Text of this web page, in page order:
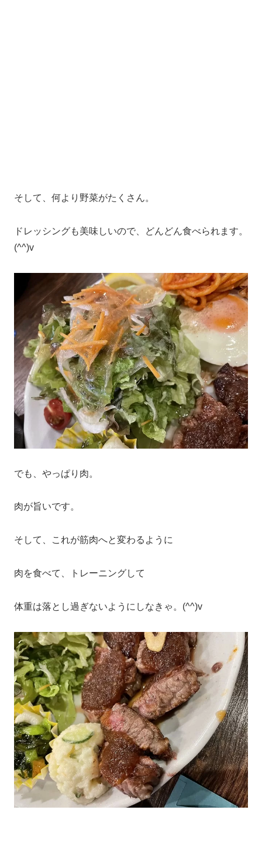
そして、何より野菜がたくさん。
ドレッシングも美味しいので、どんどん食べられます。
(^^)v
でも、やっぱり肉。
肉が旨いです。
そして、これが筋肉へと変わるように
肉を食べて、トレーニングして
体重は落とし過ぎないようにしなきゃ。(^^)v